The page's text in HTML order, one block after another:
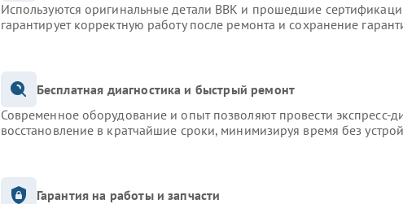
Используются оригинальные детали BBK и прошедшие
гарантирует корректную работу после ремонта и сохранение
Бесплатная диагностика и быстрый ремонт
Современное оборудование и опыт позволяют провести экспресс-
восстановление в кратчайшие сроки, минимизируя время без
Гарантия на работы и запчасти